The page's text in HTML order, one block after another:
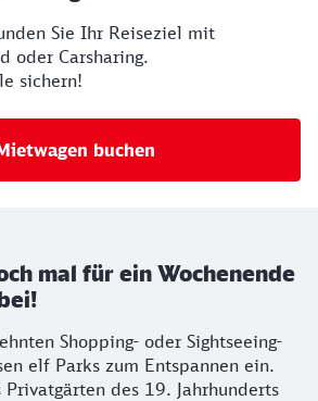
Sie Ihr Reiseziel mit
oder Carsharing.
sichern!
buchen
mal für ein Wochenende
Shopping- oder Sightseeing-
elf Parks zum Entspannen ein.
Privatgärten des 19. Jahrhunderts